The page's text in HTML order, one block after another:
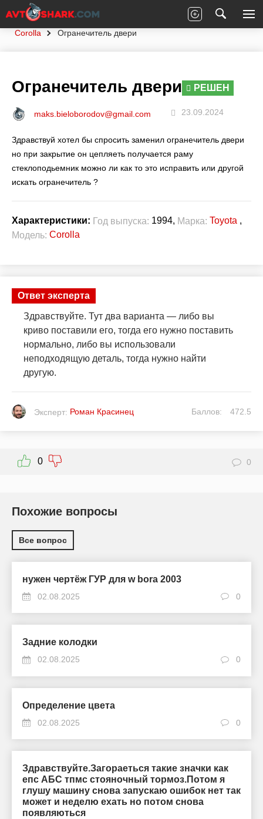
Главная Вопросы экспертам
Toyota
Corolla
Огранечитель двери
Огранечитель двери РЕШЕН
maks.bieloborodov@gmail.com 23.09.2024
Здравствуй хотел бы спросить заменил огранечитель двери
но при закрытие он цепляеть получается раму
стеклоподьемник можно ли как то это исправить или другой
искать огранечитель ?
Характеристики: Год выпуска: 1994, Марка: Toyota ,
Модель: Corolla
Ответ эксперта
Здравствуйте. Тут два варианта — либо вы
криво поставили его, тогда его нужно поставить
нормально, либо вы использовали
неподходящую деталь, тогда нужно найти
другую.
Эксперт: Роман Красинец Баллов: 472.5
0 0
Похожие вопросы
Все вопрос
нужен чертёж ГУР для w bora 2003
02.08.2025 0
Задние колодки
02.08.2025 0
Определение цвета
02.08.2025 0
Здравствуйте.Загораеться такие значки как
епс АБС тпмс стояночный тормоз.Потом я
глушу машину снова запускаю ошибок нет так
может и неделю ехать но потом снова
появляються